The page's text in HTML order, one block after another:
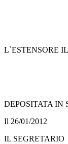
L`ESTENSORE
DEPOSITATA IN
Il 26/01/2012
IL SEGRETARIO